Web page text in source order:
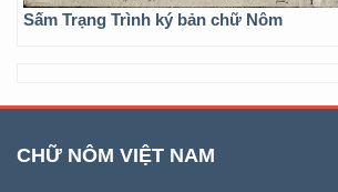
Sấm Trạng Trình ký bản chữ Nôm
CHỮ NÔM VIỆT NAM